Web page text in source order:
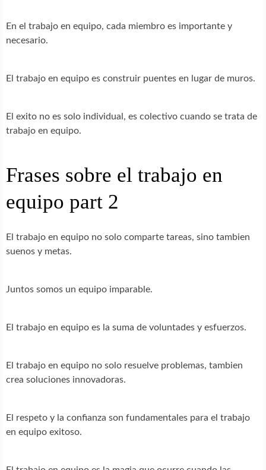
En el trabajo en equipo, cada miembro es importante y
necesario.
El trabajo en equipo es construir puentes en lugar de muros.
El exito no es solo individual, es colectivo cuando se trata de
trabajo en equipo.
Frases sobre el trabajo en
equipo part 2
El trabajo en equipo no solo comparte tareas, sino tambien
suenos y metas.
Juntos somos un equipo imparable.
El trabajo en equipo es la suma de voluntades y esfuerzos.
El trabajo en equipo no solo resuelve problemas, tambien
crea soluciones innovadoras.
El respeto y la confianza son fundamentales para el trabajo
en equipo exitoso.